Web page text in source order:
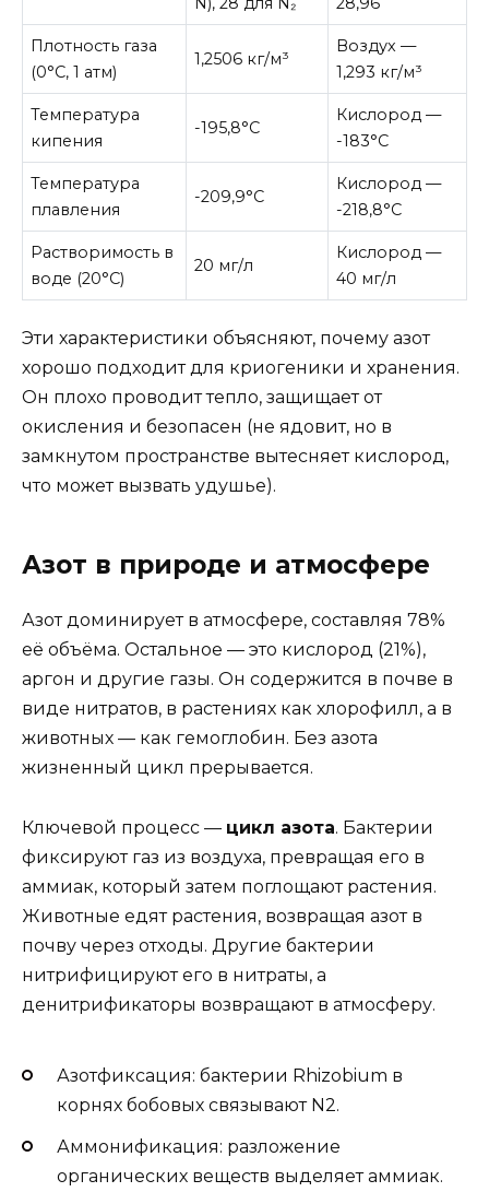
Плотность газа
(0°C, 1 атм)
1,2506 кг/м³
Воздух —
1,293 кг/м³
Температура
кипения
-195,8°C
Кислород —
-183°C
Температура
плавления
-209,9°C
Кислород —
-218,8°C
Растворимость в
воде (20°C)
20 мг/л
Кислород —
40 мг/л
Эти характеристики объясняют, почему азот
хорошо подходит для криогеники и хранения.
Он плохо проводит тепло, защищает от
окисления и безопасен (не ядовит, но в
замкнутом пространстве вытесняет кислород,
что может вызвать удушье).
Азот в природе и атмосфере
Азот доминирует в атмосфере, составляя 78%
её объёма. Остальное — это кислород (21%),
аргон и другие газы. Он содержится в почве в
виде нитратов, в растениях как хлорофилл, а в
животных — как гемоглобин. Без азота
жизненный цикл прерывается.
Ключевой процесс — цикл азота. Бактерии
фиксируют газ из воздуха, превращая его в
аммиак, который затем поглощают растения.
Животные едят растения, возвращая азот в
почву через отходы. Другие бактерии
нитрифицируют его в нитраты, а
денитрификаторы возвращают в атмосферу.
Азотфиксация: бактерии Rhizobium в
корнях бобовых связывают N2.
Аммонификация: разложение
органических веществ выделяет аммиак.